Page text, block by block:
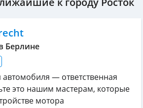
Берлине
автомобиля — ответственная
это нашим мастерам, которые
мотора